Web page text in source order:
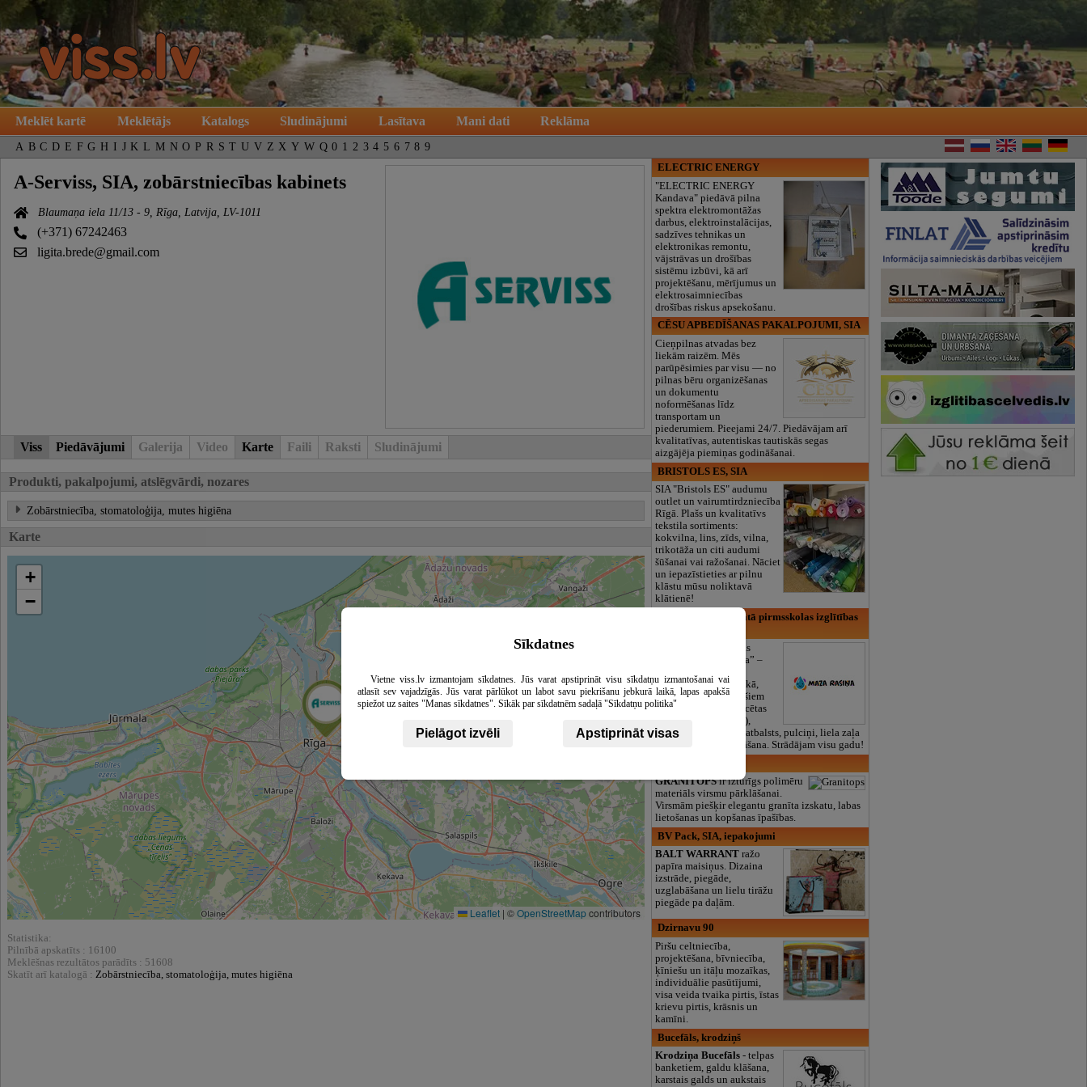
Meklēt kartē Meklētājs Katalogs Sludinājumi Lasītava Mani dati Reklāma
A B C D E F G H I J K L M N O P R S T U V Z X Y W Q 0 1 2 3 4 5 6 7 8 9
A-Serviss, SIA, zobārstniecības kabinets
Blaumaņa iela 11/13 - 9, Rīga, Latvija, LV-1011
(+371) 67242463
ligita.brede@gmail.com
Viss Piedāvājumi Galerija Video Karte Faili Raksti Sludinājumi
Produkti, pakalpojumi, atslēgvārdi, nozares
Zobārstniecība, stomatoloģija, mutes higiēna
Karte
+
−
Leaflet | ©OpenStreetMapcontributors
Statistika:
Pilnībā apskatīts : 16100
Meklēšnas rezultātos parādīts : 51608
Skatīt arī katalogā : Zobārstniecība, stomatoloģija, mutes higiēna
ELECTRIC ENERGY
"ELECTRIC ENERGY
Kandava" piedāvā pilna
spektra elektromontāžas
darbus, elektroinstalācijas,
sadzīves tehnikas un
elektronikas remontu,
vājstrāvas un drošības
sistēmu izbūvi, kā arī
projektēšanu, mērījumus un
elektrosaimniecības
drošības riskus apsekošanu.
CĒSU APBEDĪŠANAS PAKALPOJUMI, SIA
Cieņpilnas atvadas bez
liekām raizēm. Mēs
parūpēsimies par visu — no
pilnas bēru organizēšanas
un dokumentu
noformēšanas līdz
transportam un
piederumiem. Pieejami 24/7. Piedāvājam arī
kvalitatīvas, autentiskas tautiskās segas
aizgājēja piemiņas godināšanai.
BRISTOLS ES, SIA
SIA "Bristols ES" audumu
outlet un vairumtirdzniecība
Rīgā. Plašs un kvalitatīvs
tekstila sortiments:
kokvilna, lins, zīds, vilna,
trikotāža un citi audumi
šūšanai vai ražošanai. Nāciet
un iepazīstieties ar pilnu
klāstu mūsu noliktavā
klātienē!
Maza Rasiņa, privātā pirmsskolas izglītības
Pirmsskolas izglītības
iestāde “Maza Rasiņa” –
Pārdaugavā, Zasulaukā,
bērniem no 10 mēnešiem
līdz 6 gadiem. Licencētas
programmas (LV/RU),
logopēds, speciālais atbalsts, pulciņi, liela zaļa
teritorija un 3x ēdināšana. Strādājam visu gadu!
GRANITOPSir izturīgs polimēru
materiāls virsmu pārklāšanai.
Virsmām piešķir elegantu granīta izskatu, labas
lietošanas un kopšanas īpašības.
BV Pack, SIA, iepakojumi
BALT WARRANT ražo
papīra maisiņus. Dizaina
izstrāde, piegāde,
uzglabāšana un lielu tirāžu
piegāde pa daļām.
Dzirnavu 90
Piršu celtniecība,
projektēšana, bīvniecība,
ķīniešu un itāļu mozaīkas,
individuālie pasūtījumi,
visa veida tvaika pirtis, īstas
krievu pirtis, krāsnis un
kamīni.
Bucefāls, krodziņš
Krodziņa Bucefāls - telpas
banketiem, galdu klāšana,
karstais galds un aukstais
Sīkdatnes
Vietne viss.lv izmantojam sīkdatnes. Jūs varat apstiprināt visu sīkdatņu izmantošanai vai
atlasīt sev vajadzīgās. Jūs varat pārlūkot un labot savu piekrišanu jebkurā laikā, lapas apakšā
spiežot uz saites "Manas sīkdatnes". Sīkāk par sīkdatnēm sadaļā "Sīkdatņu politika"
Pielāgot izvēli Apstiprināt visas